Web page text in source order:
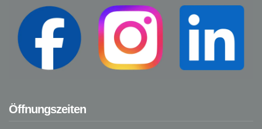
Öffnungszeiten